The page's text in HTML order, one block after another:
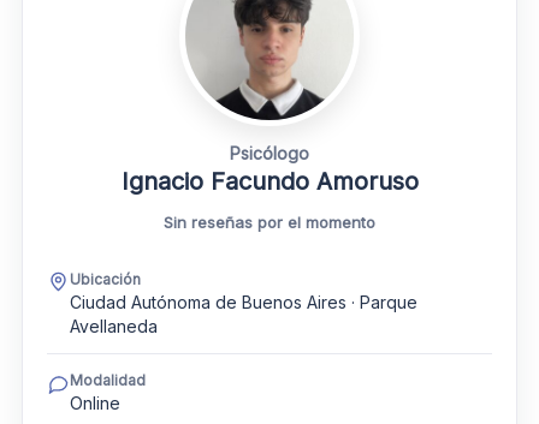
Psicólogo
Ignacio Facundo Amoruso
Sin reseñas por el momento
Ubicación
Ciudad Autónoma de Buenos Aires · Parque
Avellaneda
Modalidad
Online